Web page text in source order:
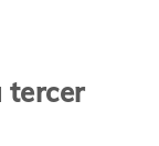
tercer